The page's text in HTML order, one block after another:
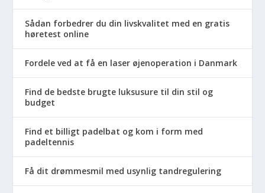
Sådan forbedrer du din livskvalitet med en gratis
høretest online
Fordele ved at få en laser øjenoperation i Danmark
Find de bedste brugte luksusure til din stil og
budget
Find et billigt padelbat og kom i form med
padeltennis
Få dit drømmesmil med usynlig tandregulering